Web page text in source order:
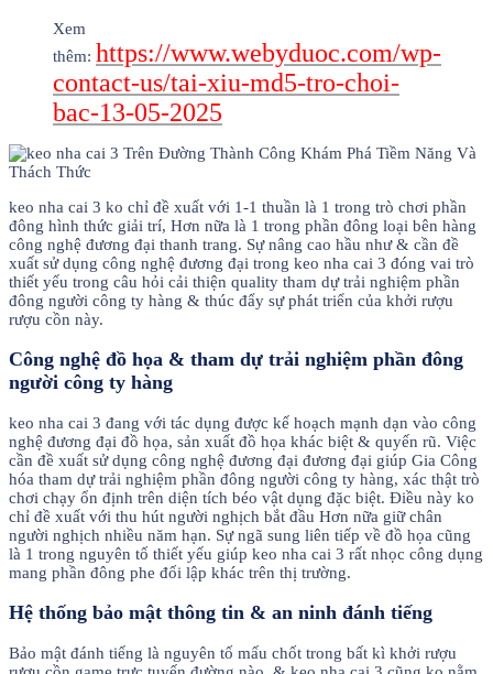
Xem
thêm: https://www.webyduoc.com/wp-
contact-us/tai-xiu-md5-tro-choi-
bac-13-05-2025
keo nha cai 3 ko chỉ đề xuất với 1-1 thuần là 1 trong trò chơi phần
đông hình thức giải trí, Hơn nữa là 1 trong phần đông loại bên hàng
công nghệ đương đại thanh trang. Sự nâng cao hầu như & cần đề
xuất sử dụng công nghệ đương đại trong keo nha cai 3 đóng vai trò
thiết yếu trong câu hỏi cải thiện quality tham dự trải nghiệm phần
đông người công ty hàng & thúc đẩy sự phát triển của khởi rượu
rượu cồn này.
Công nghệ đồ họa & tham dự trải nghiệm phần đông
người công ty hàng
keo nha cai 3 đang với tác dụng được kế hoạch mạnh dạn vào công
nghệ đương đại đồ họa, sản xuất đồ họa khác biệt & quyến rũ. Việc
cần đề xuất sử dụng công nghệ đương đại đương đại giúp Gia Công
hóa tham dự trải nghiệm phần đông người công ty hàng, xác thật trò
chơi chạy ổn định trên diện tích béo vật dụng đặc biệt. Điều này ko
chỉ đề xuất với thu hút người nghịch bắt đầu Hơn nữa giữ chân
người nghịch nhiều năm hạn. Sự ngã sung liên tiếp về đồ họa cũng
là 1 trong nguyên tố thiết yếu giúp keo nha cai 3 rất nhọc công dụng
mang phần đông phe đối lập khác trên thị trường.
Hệ thống bảo mật thông tin & an ninh đánh tiếng
Bảo mật đánh tiếng là nguyên tố mấu chốt trong bất kì khởi rượu